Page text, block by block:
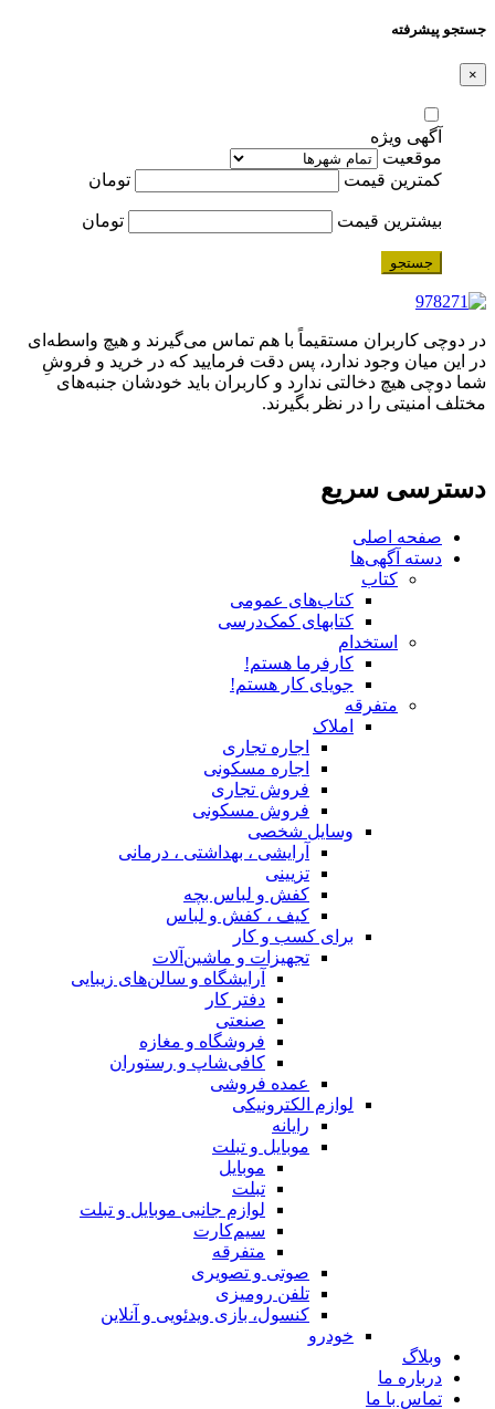
جستجو پیشرفته
×
آگهی ویژه
موقعیت
کمترین قیمت
تومان
بیشترین قیمت تومان
جستجو
در دوچی کاربران مستقیماً با هم تماس می‌گیرند و هیچ واسطه‌ای
در این میان وجود ندارد، پس دقت فرمایید که در خرید و فروشِ
شما دوچی هیچ دخالتی ندارد و کاربران باید خودشان جنبه‌های
مختلف امنیتی را در نظر بگیرند.
دسترسی سریع
صفحه اصلی
دسته آگهی‌ها
کتاب
کتاب‌های عمومی
کتابهای کمک‌درسی
استخدام
کارفرما هستم!
جویای کار هستم!
متفرقه
املاک
اجاره تجاری
اجاره مسکونی
فروش تجاری
فروش مسکونی
وسایل شخصی
آرایشی ، بهداشتی ، درمانی
تزیینی
کفش و لباس بچه
کیف ، کفش و لباس
برای کسب و کار
تجهیزات و ماشین‌آلات
آرایشگاه و سالن‌های زیبایی
دفتر کار
صنعتی
فروشگاه و مغازه
کافی‌شاپ و رستوران
عمده فروشی
لوازم الکترونیکی
رایانه
موبایل و تبلت
موبایل
تبلت
لوازم جانبی موبایل و تبلت
سیم‌کارت
متفرقه
صوتی و تصویری
تلفن رومیزی
کنسول، بازی‌ ویدئویی و آنلاین
خودرو
وبلاگ
درباره ما
تماس با ما